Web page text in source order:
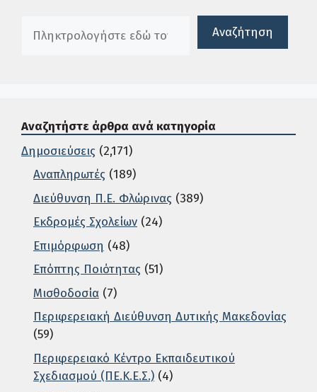
Αναζήτηση
Αναζητήστε άρθρα ανά κατηγορία
Δημοσιεύσεις (2,171)
Αναπληρωτές (189)
Διεύθυνση Π.Ε. Φλώρινας (389)
Εκδρομές Σχολείων (24)
Επιμόρφωση (48)
Επόπτης Ποιότητας (51)
Μισθοδοσία (7)
Περιφερειακή Διεύθυνση Δυτικής Μακεδονίας
(59)
Περιφερειακό Κέντρο Εκπαιδευτικού
Σχεδιασμού (ΠΕ.Κ.Ε.Σ.) (4)